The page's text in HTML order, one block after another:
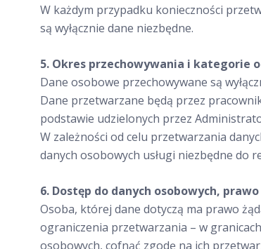
W każdym przypadku konieczności
są wyłącznie dane niezbędne.
5. Okres przechowywania i kategorie
Dane osobowe przechowywane są
Dane przetwarzane będą przez
podstawie udzielonych przez
W zależności od celu przetwarzania
danych osobowych usługi niezbędne do
6. Dostęp do danych osobowych,
Osoba, której dane dotyczą ma prawo
ograniczenia przetwarzania – w
osobowych, cofnąć zgodę na ich